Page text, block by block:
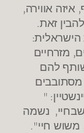
אווירה,
זאת.
מזרחיים
להם
"
נשמה
חיי".